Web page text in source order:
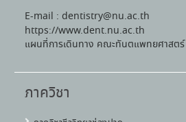
E-mail : dentistry@nu.ac.th
https://www.dent.nu.ac.th
แผนที่การเดินทาง คณะทันตแพทยศาสตร์
ภาควิชา